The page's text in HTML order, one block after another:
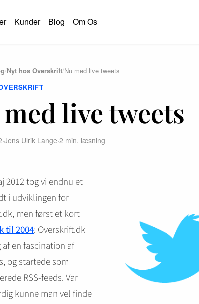
Kunder Blog Om Os
/Nyt hos Overskrift/Nu med live tweets
live tweets
·Jens Ulrik Lange·2 min. læsning
2012 tog vi endnu et
i udviklingen for
men først et kort
til 2004: Overskrift.dk
en fascination af
og startede som
RSS-feeds. Var
kunne man vel finde